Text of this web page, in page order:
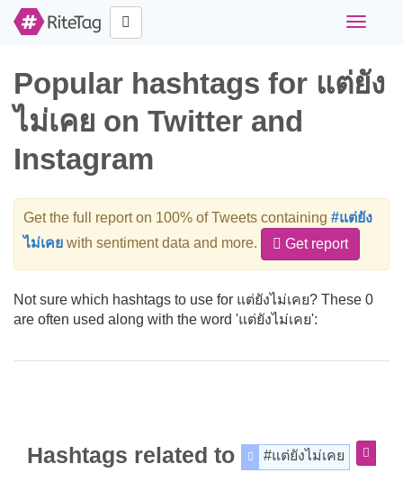
Toggle
Popular hashtags for แต่ยัง
ไม่เคย on Twitter and
Instagram
Get the full report on 100% of Tweets containing #แต่ยัง
ไม่เคย with sentiment data and more. Get report
Not sure which hashtags to use for แต่ยังไม่เคย? These 0
are often used along with the word 'แต่ยังไม่เคย':
Hashtags related to #แต่ยังไม่เคย